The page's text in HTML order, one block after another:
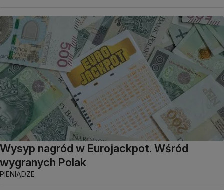
Wysyp nagród w Eurojackpot. Wśród
wygranych Polak
PIENIĄDZE